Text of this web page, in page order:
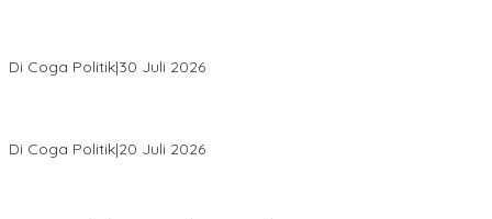
Di Coga Politik|30 Juli 2026
Di Coga Politik|20 Juli 2026